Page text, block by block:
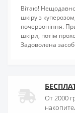
Вітаю!
шкіру з
почервоніння.
шкіри, потім
Задоволена
От 2000